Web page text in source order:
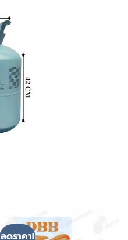
ลดราคา!